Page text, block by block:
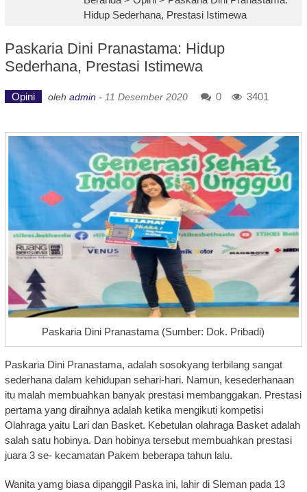
Hidup Sederhana, Prestasi Istimewa
Paskaria Dini Pranastama: Hidup
Sederhana, Prestasi Istimewa
Opini oleh admin - 11 Desember 2020 0 3401
Paskaria Dini Pranastama (Sumber: Dok. Pribadi)
Paskaria Dini Pranastama, adalah sosokyang terbilang sangat
sederhana dalam kehidupan sehari-hari. Namun, kesederhanaan
itu malah membuahkan banyak prestasi membanggakan. Prestasi
pertama yang diraihnya adalah ketika mengikuti kompetisi
Olahraga yaitu Lari dan Basket. Kebetulan olahraga Basket adalah
salah satu hobinya. Dan hobinya tersebut membuahkan prestasi
juara 3 se- kecamatan Pakem beberapa tahun lalu.
Wanita yamg biasa dipanggil Paska ini, lahir di Sleman pada 13